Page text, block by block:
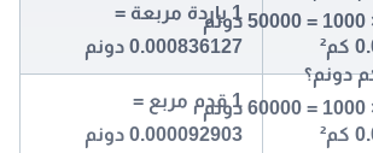
1 ياردة مربعة =
0.000836127 دونم
1 قدم مربع =
0.000092903 دونم